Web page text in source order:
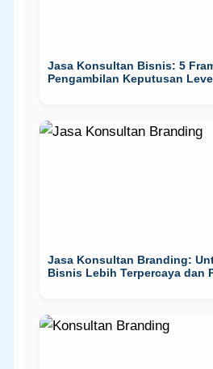
Jasa Konsultan Bisnis: 5
Pengambilan Keputusan
Jasa Konsultan Branding:
Bisnis Lebih Terpercaya dan